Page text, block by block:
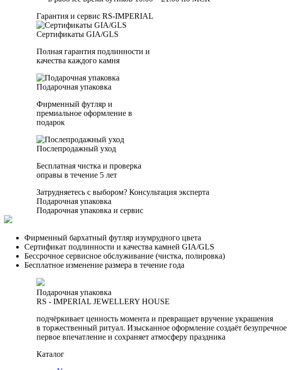
Гарантия и сервис RS‑IMPERIAL
Сертификаты GIA/GLS
Полная гарантия подлинности и
качества каждого камня
Подарочная упаковка
Фирменный футляр и
премиальное оформление в
подарок
Послепродажный уход
Бесплатная чистка и проверка
оправы в течение 5 лет
Затрудняетесь с выбором? Консультация эксперта
Подарочная упаковка
Подарочная упаковка и сервис
Фирменный бархатный футляр изумрудного цвета
Сертификат подлинности и качества камней GIA/GLS
Бессрочное сервисное обслуживание (чистка, полировка)
Бесплатное изменение размера в течение года
Подарочная упаковка
RS - IMPERIAL JEWELLERY HOUSE
подчёркивает ценность момента и превращает вручение украшения
в торжественный ритуал. Изысканное оформление создаёт безупречное
первое впечатление и сохраняет атмосферу праздника
Каталог